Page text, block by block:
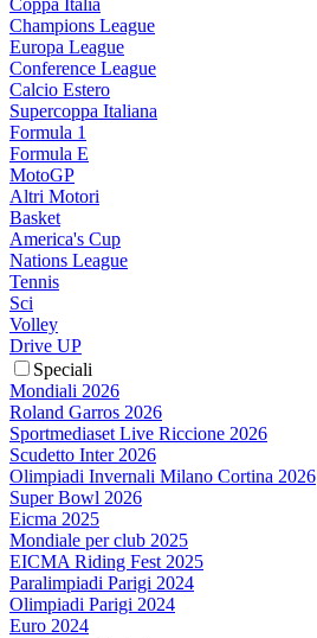
Coppa Italia
Champions League
Europa League
Conference League
Calcio Estero
Supercoppa Italiana
Formula 1
Formula E
MotoGP
Altri Motori
Basket
America's Cup
Nations League
Tennis
Sci
Volley
Drive UP
Speciali
Mondiali 2026
Roland Garros 2026
Sportmediaset Live Riccione 2026
Scudetto Inter 2026
Olimpiadi Invernali Milano Cortina 2026
Super Bowl 2026
Eicma 2025
Mondiale per club 2025
EICMA Riding Fest 2025
Paralimpiadi Parigi 2024
Olimpiadi Parigi 2024
Euro 2024